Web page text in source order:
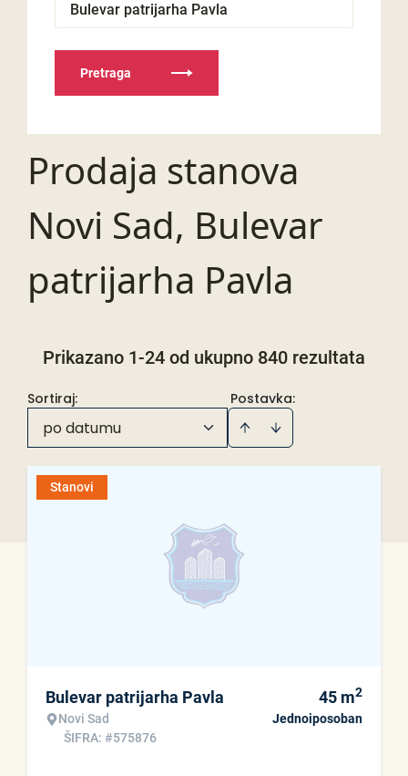
Bulevar patrijarha Pavla
Pretraga
Prodaja stanova
Novi Sad, Bulevar
patrijarha Pavla
Prikazano 1-24 od ukupno 840 rezultata
Postavka:
Sortiraj:
po datumu
Stanovi
Bulevar patrijarha Pavla
Novi Sad
ŠIFRA: #575876
45 m2
Jednoiposoban